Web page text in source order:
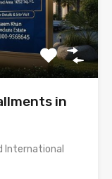
in
International